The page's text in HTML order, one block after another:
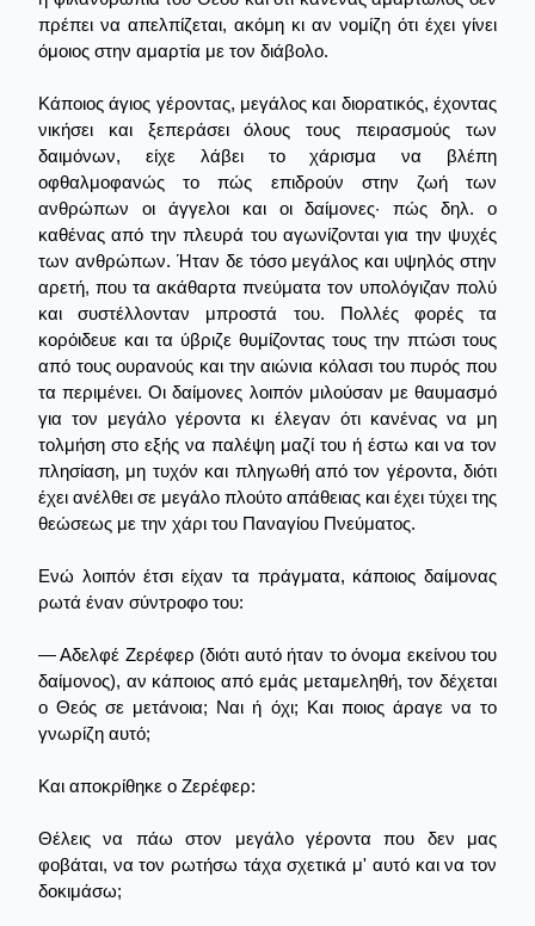
πρέπει να απελπίζεται, ακόμη κι αν νομίζη ότι έχει γίνει
όμοιος στην αμαρτία με τον διάβολο.
Κάποιος άγιος γέροντας, μεγάλος και διορατικός, έχοντας
νικήσει και ξεπεράσει όλους τους πειρασμούς των
δαιμόνων, είχε λάβει το χάρισμα να βλέπη
οφθαλμοφανώς το πώς επιδρούν στην ζωή των
ανθρώπων οι άγγελοι και οι δαίμονες· πώς δηλ. ο
καθένας από την πλευρά του αγωνίζονται για την ψυχές
των ανθρώπων. Ήταν δε τόσο μεγάλος και υψηλός στην
αρετή, που τα ακάθαρτα πνεύματα τον υπολόγιζαν πολύ
και συστέλλονταν μπροστά του. Πολλές φορές τα
κορόιδευε και τα ύβριζε θυμίζοντας τους την πτώσι τους
από τους ουρανούς και την αιώνια κόλασι του πυρός που
τα περιμένει. Οι δαίμονες λοιπόν μιλούσαν με θαυμασμό
για τον μεγάλο γέροντα κι έλεγαν ότι κανένας να μη
τολμήση στο εξής να παλέψη μαζί του ή έστω και να τον
πλησίαση, μη τυχόν και πληγωθή από τον γέροντα, διότι
έχει ανέλθει σε μεγάλο πλούτο απάθειας και έχει τύχει της
θεώσεως με την χάρι του Παναγίου Πνεύματος.
Ενώ λοιπόν έτσι είχαν τα πράγματα, κάποιος δαίμονας
ρωτά έναν σύντροφο του:
— Αδελφέ Ζερέφερ (διότι αυτό ήταν το όνομα εκείνου του
δαίμονος), αν κάποιος από εμάς μεταμεληθή, τον δέχεται
ο Θεός σε μετάνοια; Ναι ή όχι; Και ποιος άραγε να το
γνωρίζη αυτό;
Και αποκρίθηκε ο Ζερέφερ:
Θέλεις να πάω στον μεγάλο γέροντα που δεν μας
φοβάται, να τον ρωτήσω τάχα σχετικά μ' αυτό και να τον
δοκιμάσω;